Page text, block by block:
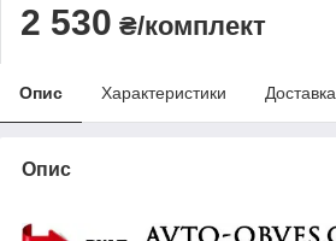
2 530 ₴/комплект
Опис Характеристики Доставка
Опис